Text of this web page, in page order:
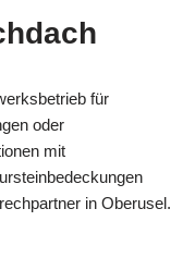
für
oder
mit
in Oberusel.